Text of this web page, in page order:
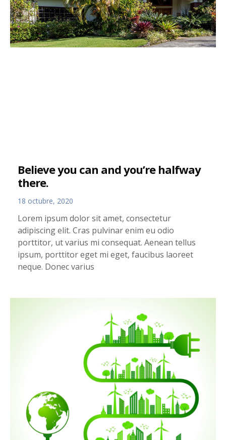
Believe you can and you’re halfway
there.
18 octubre, 2020
Lorem ipsum dolor sit amet, consectetur
adipiscing elit. Cras pulvinar enim eu odio
porttitor, ut varius mi consequat. Aenean tellus
ipsum, porttitor eget mi eget, faucibus laoreet
neque. Donec varius